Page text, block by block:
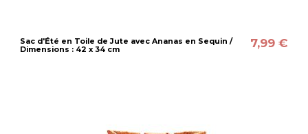
Sac d'Été en Toile de Jute avec Ananas en Sequin /
Dimensions : 42 x 34 cm
7,99 €